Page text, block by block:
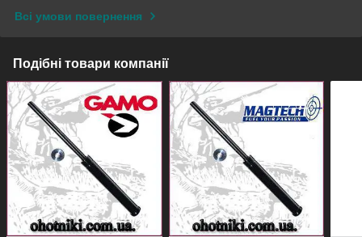
Всі умови повернення
Подібні товари компанії